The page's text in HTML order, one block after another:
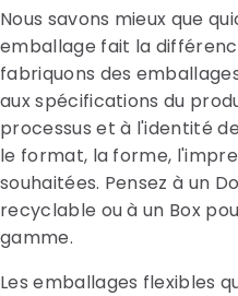
Nous savons mieux que
emballage fait la
fabriquons des
aux spécifications du
processus et à l'identité
le format, la forme,
souhaitées. Pensez à un
recyclable ou à un Box
gamme.
Les emballages flexibles